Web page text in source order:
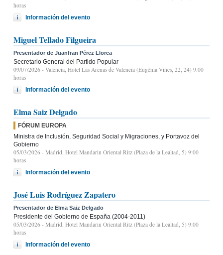
horas
Información del evento
Miguel Tellado Filgueira
Presentador de Juanfran Pérez Llorca
Secretario General del Partido Popular
09/07/2026 - Valencia, Hotel Las Arenas de Valencia (Eugènia Viñes, 22, 24) 9.00
horas
Información del evento
Elma Saiz Delgado
FÓRUM EUROPA
Ministra de Inclusión, Seguridad Social y Migraciones, y Portavoz del
Gobierno
05/03/2026 - Madrid, Hotel Mandarin Oriental Ritz (Plaza de la Lealtad, 5) 9:00
horas
Información del evento
José Luis Rodríguez Zapatero
Presentador de Elma Saiz Delgado
Presidente del Gobierno de España (2004-2011)
05/03/2026 - Madrid, Hotel Mandarin Oriental Ritz (Plaza de la Lealtad, 5) 9:00
horas
Información del evento